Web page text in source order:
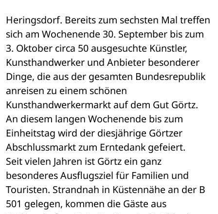
Heringsdorf. Bereits zum sechsten Mal treffen
sich am Wochenende 30. September bis zum
3. Oktober circa 50 ausgesuchte Künstler,
Kunsthandwerker und Anbieter besonderer
Dinge, die aus der gesamten Bundesrepublik
anreisen zu einem schönen
Kunsthandwerkermarkt auf dem Gut Görtz.
An diesem langen Wochenende bis zum
Einheitstag wird der diesjährige Görtzer
Abschlussmarkt zum Erntedank gefeiert.
Seit vielen Jahren ist Görtz ein ganz
besonderes Ausflugsziel für Familien und
Touristen. Strandnah in Küstennähe an der B
501 gelegen, kommen die Gäste aus